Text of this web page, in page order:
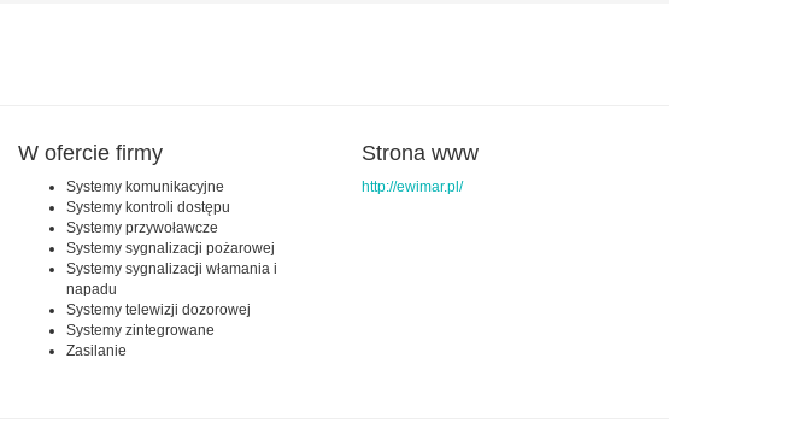
W ofercie firmy
Systemy komunikacyjne
Systemy kontroli dostępu
Systemy przywoławcze
Systemy sygnalizacji pożarowej
Systemy sygnalizacji włamania i
napadu
Systemy telewizji dozorowej
Systemy zintegrowane
Zasilanie
Strona www
http://ewimar.pl/